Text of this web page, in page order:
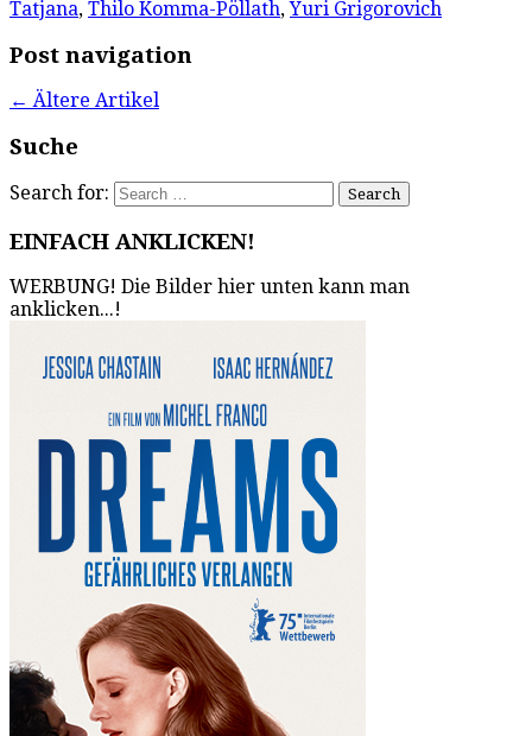
Tatjana, Thilo Komma-Pöllath,Yuri Grigorovich
Post navigation
← Ältere Artikel
Suche
Search for:
EINFACH ANKLICKEN!
WERBUNG! Die Bilder hier unten kann man
anklicken...!